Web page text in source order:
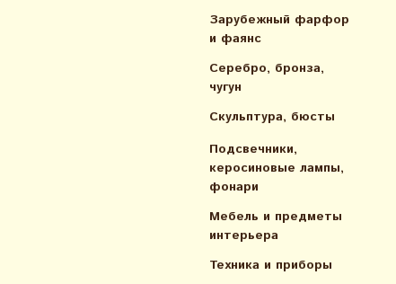
Зарубежный фарфор
и фаянс
Серебро, бронза,
чугун
Скульптура, бюсты
Подсвечники,
керосиновые лампы,
фонари
Мебель и предметы
интерьера
Техника и приборы